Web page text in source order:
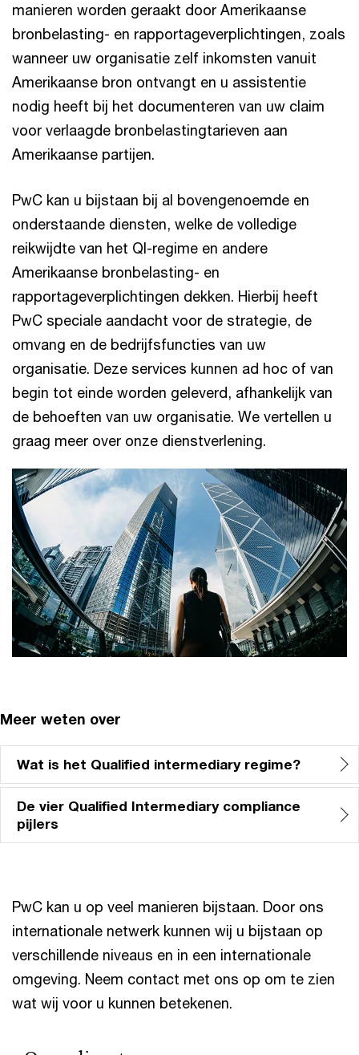
manieren worden geraakt door Amerikaanse
bronbelasting- en rapportageverplichtingen, zoals
wanneer uw organisatie zelf inkomsten vanuit
Amerikaanse bron ontvangt en u assistentie
nodig heeft bij het documenteren van uw claim
voor verlaagde bronbelastingtarieven aan
Amerikaanse partijen.
PwC kan u bijstaan bij al bovengenoemde en
onderstaande diensten, welke de volledige
reikwijdte van het QI-regime en andere
Amerikaanse bronbelasting- en
rapportageverplichtingen dekken. Hierbij heeft
PwC speciale aandacht voor de strategie, de
omvang en de bedrijfsfuncties van uw
organisatie. Deze services kunnen ad hoc of van
begin tot einde worden geleverd, afhankelijk van
de behoeften van uw organisatie. We vertellen u
graag meer over onze dienstverlening.
Meer weten over
Wat is het Qualified intermediary regime?
De vier Qualified Intermediary compliance
pijlers
PwC kan u op veel manieren bijstaan. Door ons
internationale netwerk kunnen wij u bijstaan op
verschillende niveaus en in een internationale
omgeving. Neem contact met ons op om te zien
wat wij voor u kunnen betekenen.